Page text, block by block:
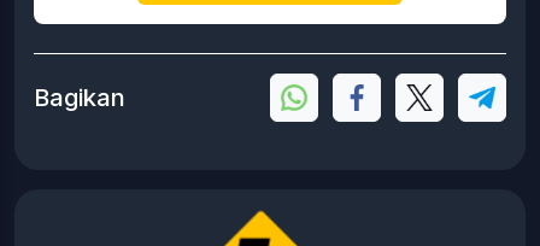
Bagikan